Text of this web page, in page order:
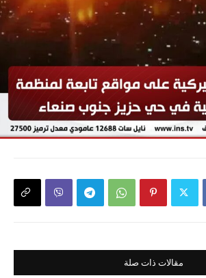
مقالات ذات صلة